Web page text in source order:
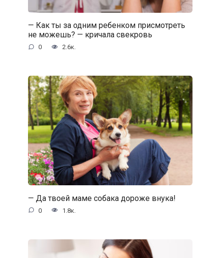
— Как ты за одним ребенком присмотреть
не можешь? — кричала свекровь
0 2.6к.
— Да твоей маме собака дороже внука!
0 1.8к.